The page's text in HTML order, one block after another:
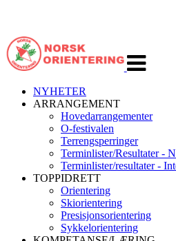
navigasjon
NYHETER
ARRANGEMENT
Hovedarrangementer
O-festivalen
Terrengsperringer
Terminlister/Resultater -
Terminlister/resultater -
TOPPIDRETT
Orientering
Skiorientering
Presisjonsorientering
Sykkelorientering